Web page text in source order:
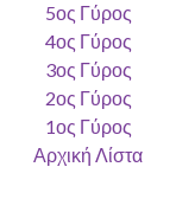
5ος Γύρος
4ος Γύρος
3ος Γύρος
2ος Γύρος
1ος Γύρος
Αρχική Λίστα